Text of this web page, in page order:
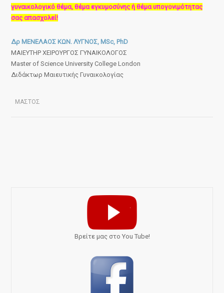
γυναικολογικό θέμα, θέμα εγκυμοσύνης ή θέμα υπογονιμότητας
σας απασχολεί!
Δρ ΜΕΝΕΛΑΟΣ ΚΩΝ. ΛΥΓΝΟΣ, MSc, PhD
ΜΑΙΕΥΤΗΡ ΧΕΙΡΟΥΡΓΟΣ ΓΥΝΑΙΚΟΛΟΓΟΣ
Master of Science University College London
Διδάκτωρ Μαιευτικής Γυναικολογίας
ΜΑΣΤΟΣ
Bρείτε μας στο You Tube!